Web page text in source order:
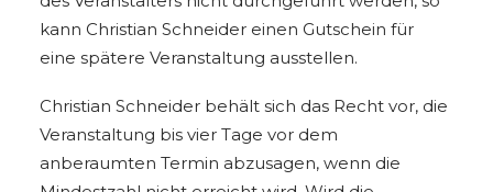
kann Christian Schneider einen Gutschein für
eine spätere Veranstaltung ausstellen.
Christian Schneider behält sich das Recht vor, die
Veranstaltung bis vier Tage vor dem
anberaumten Termin abzusagen, wenn die